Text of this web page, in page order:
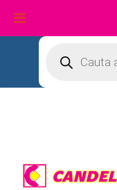
conținut
search